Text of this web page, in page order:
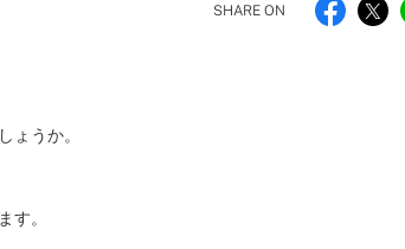
ースストー
SHARE ON
ょうか。
す。